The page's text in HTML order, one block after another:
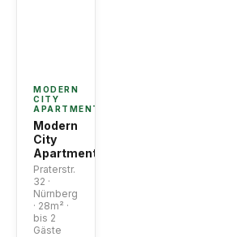
MODERN
CITY
APARTMENT
Modern
City
Apartment
Praterstr.
32 ·
Nürnberg
· 28m² ·
bis 2
Gäste